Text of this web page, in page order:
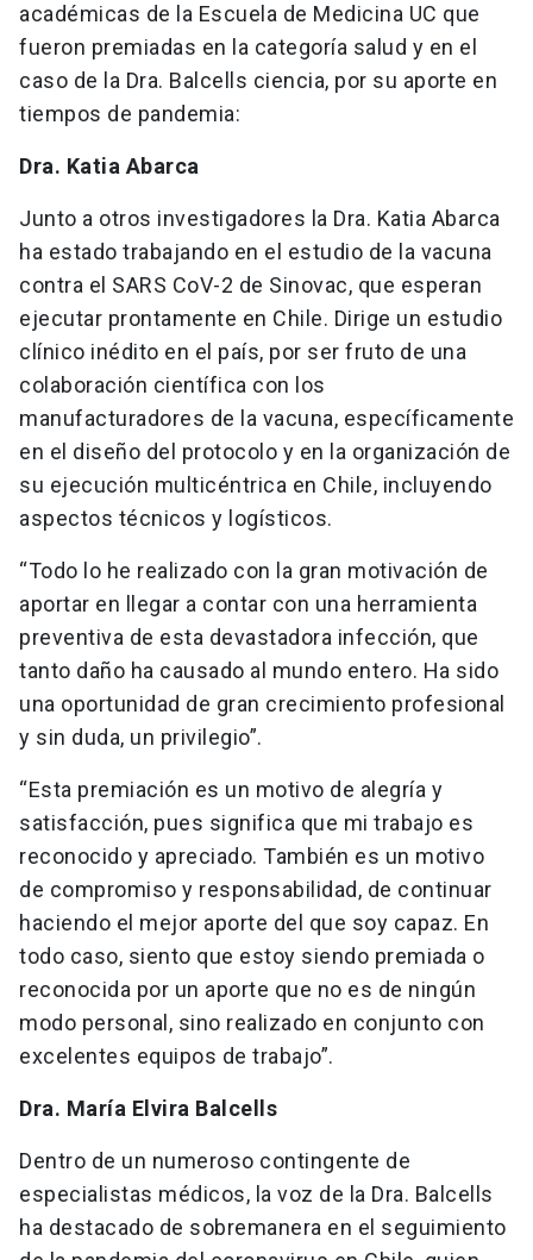
académicas de la Escuela de Medicina UC que
fueron premiadas en la categoría salud y en el
caso de la Dra. Balcells ciencia, por su aporte en
tiempos de pandemia:
Dra. Katia Abarca
Junto a otros investigadores la Dra. Katia Abarca
ha estado trabajando en el estudio de la vacuna
contra el SARS CoV-2 de Sinovac, que esperan
ejecutar prontamente en Chile. Dirige un estudio
clínico inédito en el país, por ser fruto de una
colaboración científica con los
manufacturadores de la vacuna, específicamente
en el diseño del protocolo y en la organización de
su ejecución multicéntrica en Chile, incluyendo
aspectos técnicos y logísticos.
“Todo lo he realizado con la gran motivación de
aportar en llegar a contar con una herramienta
preventiva de esta devastadora infección, que
tanto daño ha causado al mundo entero. Ha sido
una oportunidad de gran crecimiento profesional
y sin duda, un privilegio”.
“Esta premiación es un motivo de alegría y
satisfacción, pues significa que mi trabajo es
reconocido y apreciado. También es un motivo
de compromiso y responsabilidad, de continuar
haciendo el mejor aporte del que soy capaz. En
todo caso, siento que estoy siendo premiada o
reconocida por un aporte que no es de ningún
modo personal, sino realizado en conjunto con
excelentes equipos de trabajo”.
Dra. María Elvira Balcells
Dentro de un numeroso contingente de
especialistas médicos, la voz de la Dra. Balcells
ha destacado de sobremanera en el seguimiento